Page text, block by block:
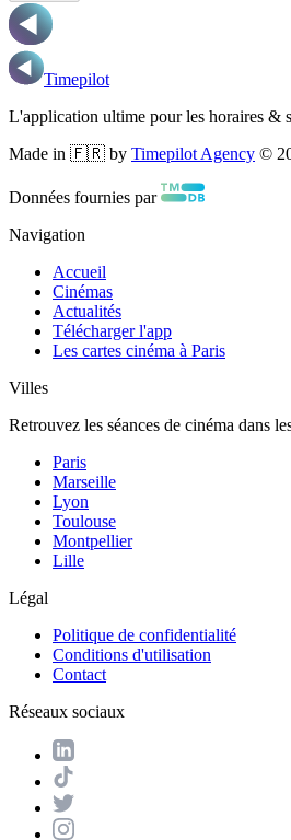
Timepilot
L'application ultime pour les horaires &
Made in 🇫🇷 by Timepilot Agency ©
Données fournies par
Navigation
Accueil
Cinémas
Actualités
Télécharger l'app
Les cartes cinéma à Paris
Villes
Retrouvez les séances de cinéma dans
Paris
Marseille
Lyon
Toulouse
Montpellier
Lille
Légal
Politique de confidentialité
Conditions d'utilisation
Contact
Réseaux sociaux